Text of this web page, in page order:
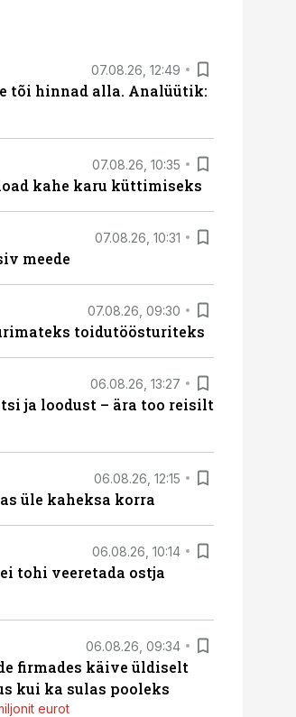
07.08.26, 12:49
tõi hinnad alla. Analüütik:
07.08.26, 10:35
kahe karu küttimiseks
07.08.26, 10:31
meede
07.08.26, 09:30
toidutöösturiteks
06.08.26, 13:27
ja loodust – ära too reisilt
06.08.26, 12:15
üle kaheksa korra
06.08.26, 10:14
tohi veeretada ostja
06.08.26, 09:34
firmades käive üldiselt
kui ka sulas pooleks
eurot